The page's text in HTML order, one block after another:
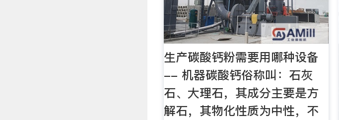
生产碳酸钙粉需要用哪种设备
-- 机器碳酸钙俗称叫：石灰
石、大理石，其成分主要是方
解石，其物化性质为中性，不